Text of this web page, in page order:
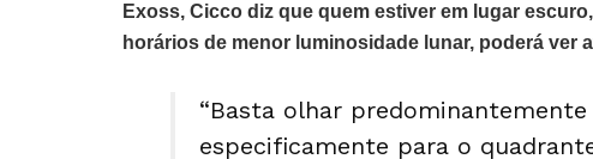
Exoss, Cicco diz que quem estiver em lugar
horários de menor luminosidade lunar, poderá ver
“Basta olhar
especificamente para o